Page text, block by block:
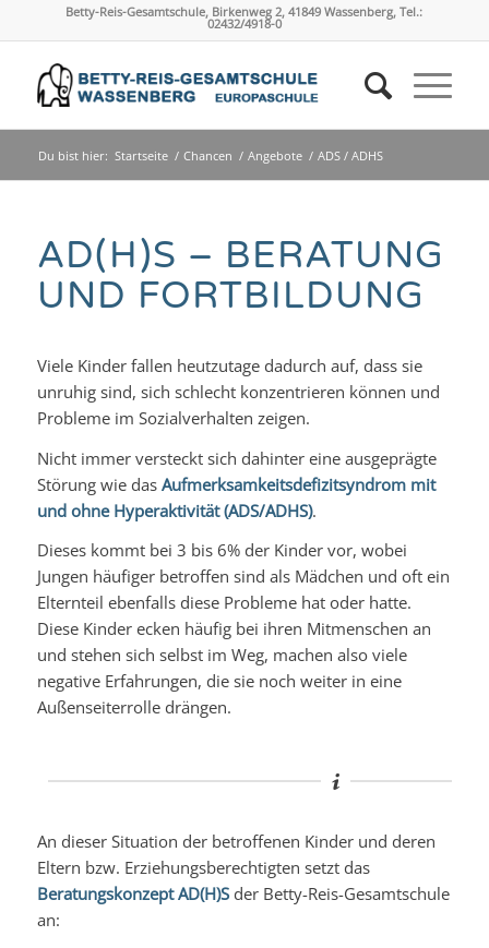
Betty-Reis-Gesamtschule, Birkenweg 2, 41849 Wassenberg, Tel.:
02432/4918-0
Du bist hier: Startseite / Chancen / Angebote / ADS / ADHS
AD(H)S – BERATUNG
UND FORTBILDUNG
Viele Kinder fallen heutzutage dadurch auf, dass sie
unruhig sind, sich schlecht konzentrieren können und
Probleme im Sozialverhalten zeigen.
Nicht immer versteckt sich dahinter eine ausgeprägte
Störung wie das Aufmerksamkeitsdefizitsyndrom mit
und ohne Hyperaktivität (ADS/ADHS).
Dieses kommt bei 3 bis 6% der Kinder vor, wobei
Jungen häufiger betroffen sind als Mädchen und oft ein
Elternteil ebenfalls diese Probleme hat oder hatte.
Diese Kinder ecken häufig bei ihren Mitmenschen an
und stehen sich selbst im Weg, machen also viele
negative Erfahrungen, die sie noch weiter in eine
Außenseiterrolle drängen.
An dieser Situation der betroffenen Kinder und deren
Eltern bzw. Erziehungsberechtigten setzt das
Beratungskonzept AD(H)Sder Betty-Reis-Gesamtschule
an: